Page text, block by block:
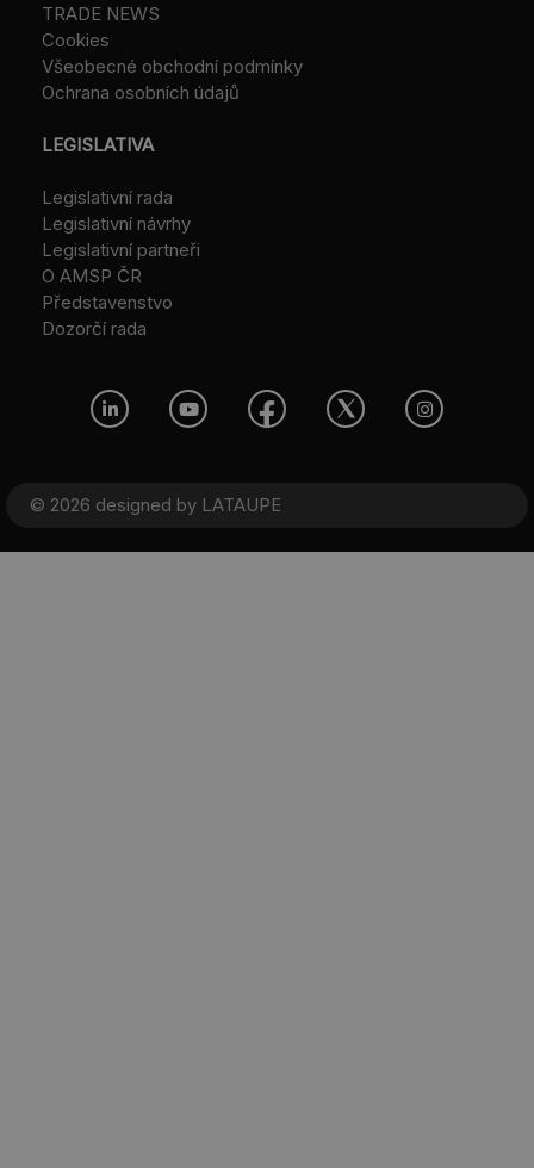
TRADE NEWS
Cookies
Všeobecné obchodní podmínky
Ochrana osobních údajů
LEGISLATIVA
Legislativní rada
Legislativní návrhy
Legislativní partneři
O AMSP ČR
Představenstvo
Dozorčí rada
© 2026 designed by LATAUPE